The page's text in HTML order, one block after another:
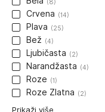
Crvena (14)
Plava (25)
Bež (4)
Ljubičasta (2)
Narandžasta (4)
Roze (1)
Roze Zlatna (2)
Prikaži više